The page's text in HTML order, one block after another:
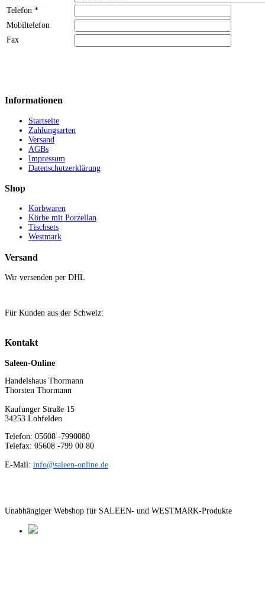
Telefon *
Mobiltelefon
Fax
Informationen
Startseite
Zahlungsarten
Versand
AGBs
Impressum
Datenschutzerklärung
Shop
Korbwaren
Körbe mit Porzellan
Tischsets
Westmark
Versand
Wir versenden per DHL
Für Kunden aus der Schweiz:
Kontakt
Saleen-Online
Handelshaus Thormann
Thorsten Thormann
Kaufunger Straße 15
34253 Lohfelden
Telefon: 05608 -7990080
Telefax: 05608 -799 00 80
E-Mail: info@saleen-online.de
Unabhängiger Webshop für SALEEN- und WESTMARK-Produkte